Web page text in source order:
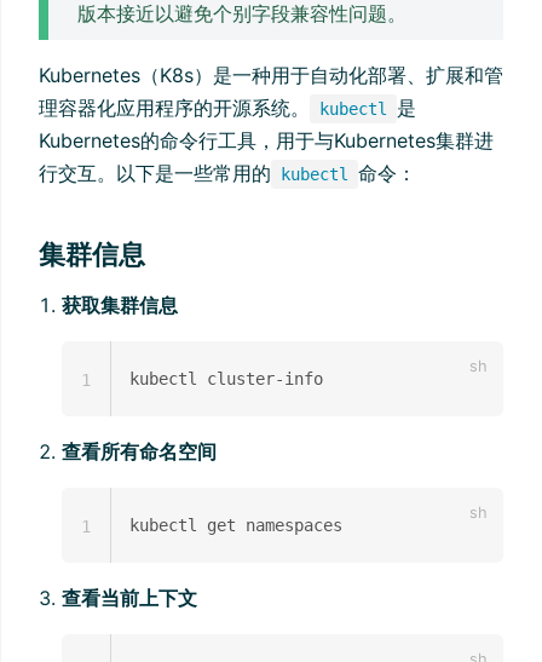
版本接近以避免个别字段兼容性问题。
Kubernetes（K8s）是一种用于自动化部署、扩展和管
理容器化应用程序的开源系统。
kubectl
是
Kubernetes的命令行工具，用于与Kubernetes集群进
行交互。以下是一些常用的
kubectl 命令：
集群信息
获取集群信息
1
查看所有命名空间
1
查看当前上下文